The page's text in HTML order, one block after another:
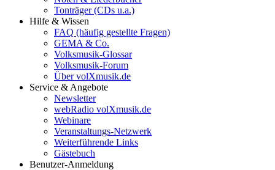
Tonträger (CDs u.a.)
Hilfe & Wissen
FAQ (häufig gestellte Fragen)
GEMA & Co.
Volksmusik-Glossar
Volksmusik-Forum
Über volXmusik.de
Service & Angebote
Newsletter
webRadio volXmusik.de
Webinare
Veranstaltungs-Netzwerk
Weiterführende Links
Gästebuch
Benutzer-Anmeldung